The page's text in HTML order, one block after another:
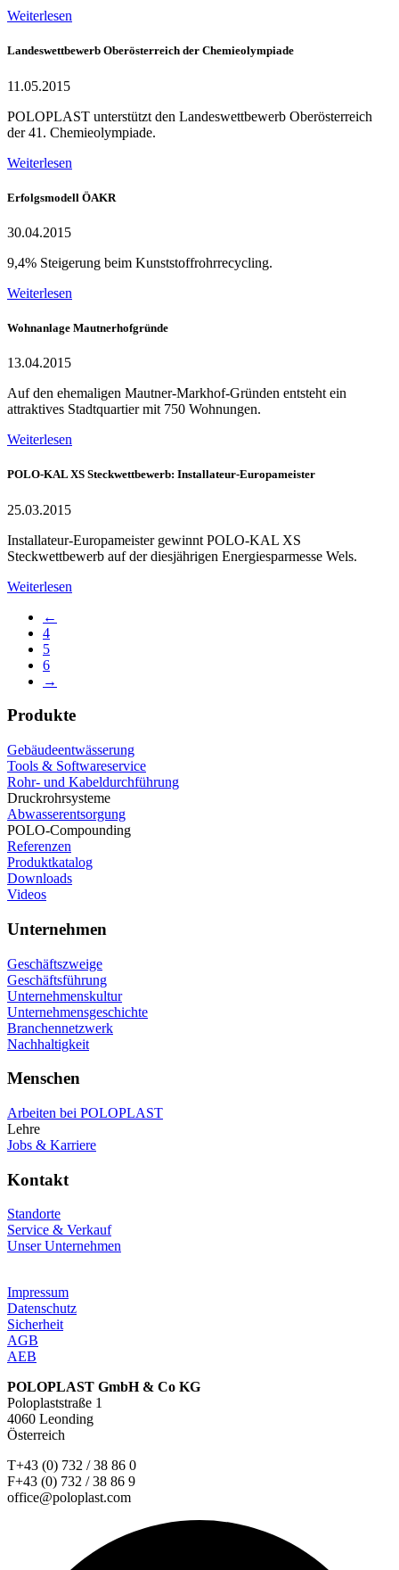
Weiterlesen
Landeswettbewerb Oberösterreich der Chemieolympiade
11.05.2015
POLOPLAST unterstützt den Landeswettbewerb Oberösterreich
der 41. Chemieolympiade.
Weiterlesen
Erfolgsmodell ÖAKR
30.04.2015
9,4% Steigerung beim Kunststoffrohrrecycling.
Weiterlesen
Wohnanlage Mautnerhofgründe
13.04.2015
Auf den ehemaligen Mautner-Markhof-Gründen entsteht ein
attraktives Stadtquartier mit 750 Wohnungen.
Weiterlesen
POLO-KAL XS Steckwettbewerb: Installateur-Europameister
25.03.2015
Installateur-Europameister gewinnt POLO-KAL XS
Steckwettbewerb auf der diesjährigen Energiesparmesse Wels.
Weiterlesen
←
4
5
6
→
Produkte
Gebäudeentwässerung
Tools & Softwareservice
Rohr- und Kabeldurchführung
Druckrohrsysteme
Abwasserentsorgung
POLO-Compounding
Referenzen
Produktkatalog
Downloads
Videos
Unternehmen
Geschäftszweige
Geschäftsführung
Unternehmenskultur
Unternehmensgeschichte
Branchennetzwerk
Nachhaltigkeit
Menschen
Arbeiten bei POLOPLAST
Lehre
Jobs & Karriere
Kontakt
Standorte
Service & Verkauf
Unser Unternehmen
Impressum
Datenschutz
Sicherheit
AGB
AEB
POLOPLAST GmbH & Co KG
Poloplaststraße 1
4060 Leonding
Österreich
T+43 (0) 732 / 38 86 0
F+43 (0) 732 / 38 86 9
office@poloplast.com